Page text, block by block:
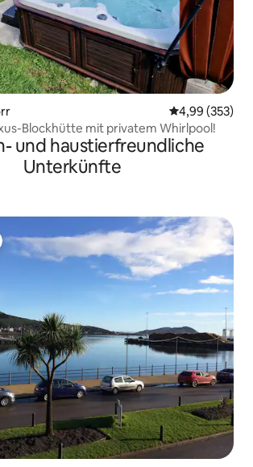
4,99 (353)
Blockhütte mit privatem Whirlpool!
und haustierfreundliche
Unterkünfte